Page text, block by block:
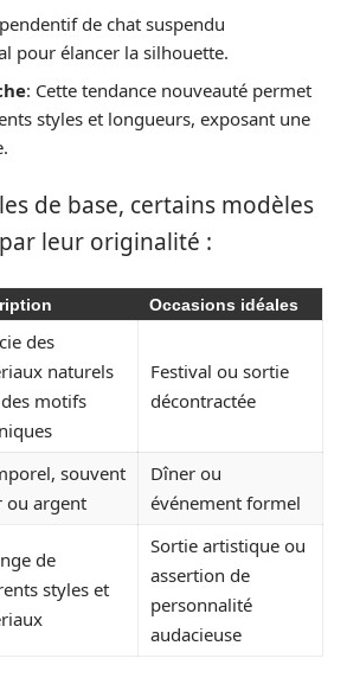
de chat suspendu
pour élancer la silhouette.
: Cette tendance nouveauté permet
styles et longueurs, exposant une
de base, certains modèles
leur originalité :
Occasions idéales
des
naturels
motifs
Festival ou sortie
décontractée
souvent
ou argent
Dîner ou
événement formel
de
styles et
Sortie artistique ou
assertion de
personnalité
audacieuse